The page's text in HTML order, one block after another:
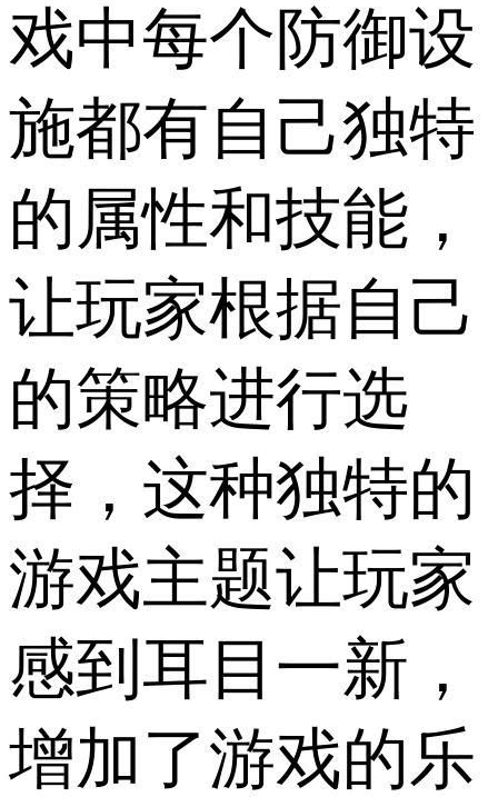
戏中每个防御设
施都有自己独特
的属性和技能，
让玩家根据自己
的策略进行选
择，这种独特的
游戏主题让玩家
感到耳目一新，
增加了游戏的乐